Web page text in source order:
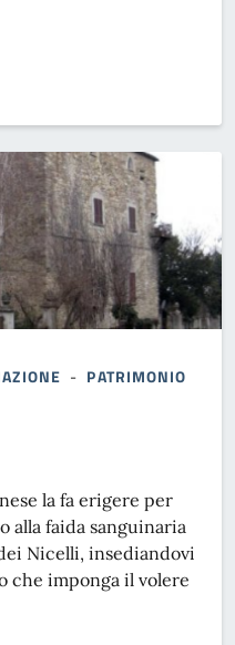
- PATRIMONIO
la fa erigere per
alla faida sanguinaria
Nicelli, insediandovi
che imponga il volere